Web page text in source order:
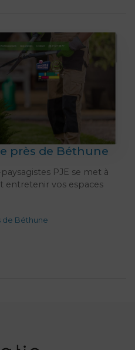
près de Béthune
PJE se met à
entretenir vos espaces
de Béthune